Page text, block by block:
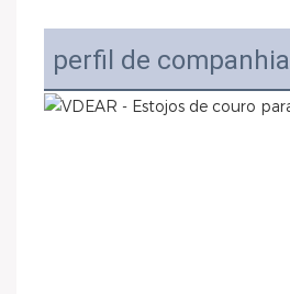
perfil de companhia